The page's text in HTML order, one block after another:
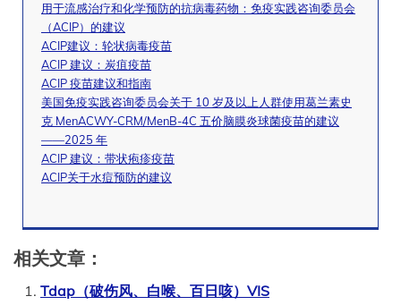
用于流感治疗和化学预防的抗病毒药物：免疫实践咨询委员会
（ACIP）的建议
ACIP建议：轮状病毒疫苗
ACIP 建议：炭疽疫苗
ACIP 疫苗建议和指南
美国免疫实践咨询委员会关于 10 岁及以上人群使用葛兰素史
克 MenACWY-CRM/MenB-4C 五价脑膜炎球菌疫苗的建议
——2025 年
ACIP 建议：带状疱疹疫苗
ACIP关于水痘预防的建议
相关文章：
Tdap（破伤风、白喉、百日咳）VIS